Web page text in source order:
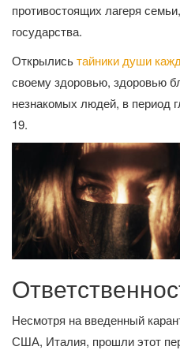
противостоящих лагеря
государства.
Открылисьтайники души
своему здоровью, здоровью
незнакомых людей, в период
19.
Несмотря на введенный
США, Италия, прошли этот